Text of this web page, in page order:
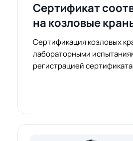
Сертификат
на козловые
Сертификация козловых
лабораторными
регистрацией